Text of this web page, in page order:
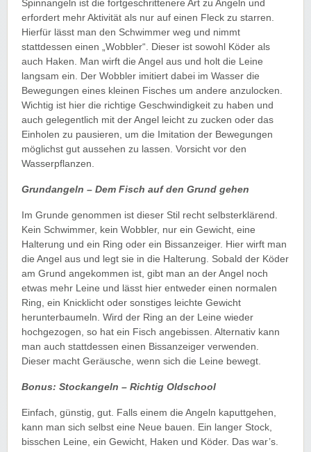
Spinnangeln ist die fortgeschrittenere Art zu Angeln und
erfordert mehr Aktivität als nur auf einen Fleck zu starren.
Hierfür lässt man den Schwimmer weg und nimmt
stattdessen einen „Wobbler“. Dieser ist sowohl Köder als
auch Haken. Man wirft die Angel aus und holt die Leine
langsam ein. Der Wobbler imitiert dabei im Wasser die
Bewegungen eines kleinen Fisches um andere anzulocken.
Wichtig ist hier die richtige Geschwindigkeit zu haben und
auch gelegentlich mit der Angel leicht zu zucken oder das
Einholen zu pausieren, um die Imitation der Bewegungen
möglichst gut aussehen zu lassen. Vorsicht vor den
Wasserpflanzen.
Grundangeln – Dem Fisch auf den Grund gehen
Im Grunde genommen ist dieser Stil recht selbsterklärend.
Kein Schwimmer, kein Wobbler, nur ein Gewicht, eine
Halterung und ein Ring oder ein Bissanzeiger. Hier wirft man
die Angel aus und legt sie in die Halterung. Sobald der Köder
am Grund angekommen ist, gibt man an der Angel noch
etwas mehr Leine und lässt hier entweder einen normalen
Ring, ein Knicklicht oder sonstiges leichte Gewicht
herunterbaumeln. Wird der Ring an der Leine wieder
hochgezogen, so hat ein Fisch angebissen. Alternativ kann
man auch stattdessen einen Bissanzeiger verwenden.
Dieser macht Geräusche, wenn sich die Leine bewegt.
Bonus: Stockangeln – Richtig Oldschool
Einfach, günstig, gut. Falls einem die Angeln kaputtgehen,
kann man sich selbst eine Neue bauen. Ein langer Stock,
bisschen Leine, ein Gewicht, Haken und Köder. Das war’s.